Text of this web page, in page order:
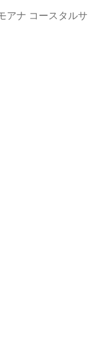
アナ コースタルサ